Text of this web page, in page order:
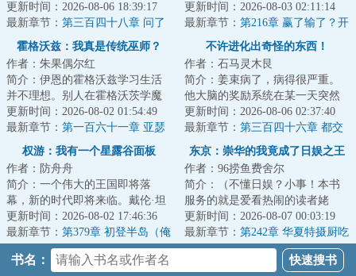
业系统。只需让尸傀与天资上
佳、且相同性别的修...
更新时间：2026-08-06 18:39:17
最新章节： 第三百四十八章 问了
价就得买
变成了猫啊脾气坏~变成了燕双鹰
别太帅~变成了...
更新时间：2026-08-03 02:11:14
最新章节： 第216章 赢了输了？开
了！
霍格沃兹：我真是传统巫师？
作者：朱果偶尔红
简介：伊恩的霍格沃兹学习生活
并不理想。别人在霍格沃茨学魔
法、谈恋爱、唯独他，每天都在
为自己遭遇的挫...
更新时间：2026-08-02 01:54:49
最新章节： 第一百六十一章 亚瑟
王野史
不许进化出奇怪的东西！
作者：石马灵木艮
简介：姜束病了，病得很严重。
他大脑的奖励系统在某一天突然
崩坏了，阈值无论如何也无法降
低。为了不断收...
更新时间：2026-08-06 02:37:40
最新章节： 第三百四十六章 都交
给你了
权游：我有一个星露谷面板
作者：防舟舟
简介：一个伟大的王国即将落
幕，新的时代即将来临。戴伦·坦
格利安也曾想过争取一下铁王
座，由自己来拯救...
更新时间：2026-08-02 17:46:36
最新章节： 第379章 初登半岛（俺
回来了！！）
东京：崇华的我竟成了日娱之王
作者：96捞鱼费舍尔
简介：（不懂日娱？小事！本书
服务的就是爱看热闹的读者姥
爷！）穿越东京，却是平成末
年，泡沫时代的红利...
更新时间：2026-08-07 00:03:19
最新章节： 第242章 华夏特摄厨吃
得有点好，东映的橄榄枝（三
书名：